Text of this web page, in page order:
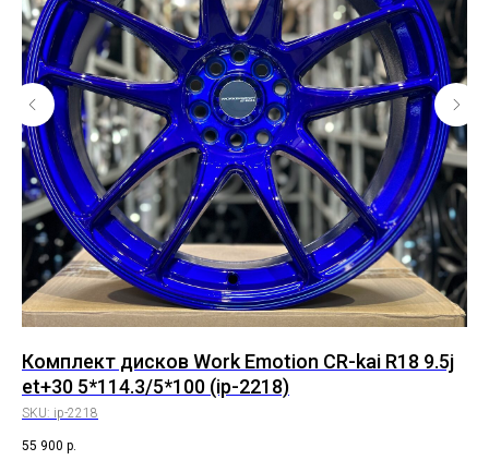
Комплект дисков Work Emotion CR-kai R18 9.5j
et+30 5*114.3/5*100 (ip-2218)
SKU: ip-2218
55 900 р.